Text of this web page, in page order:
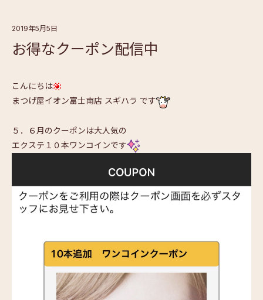
2019年5月5日
お得なクーポン配信中
こんにちは
まつげ屋イオン富士南店 スギハラ です
５．６月のクーポンは大人気の
エクステ１０本ワンコインです